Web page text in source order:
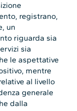
registrano,
un
riguarda sia
sia
le aspettative
mentre
al livello
generale
dalla